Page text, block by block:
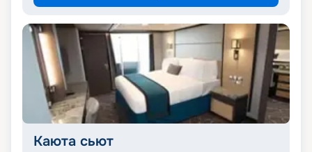
Каюта сьют